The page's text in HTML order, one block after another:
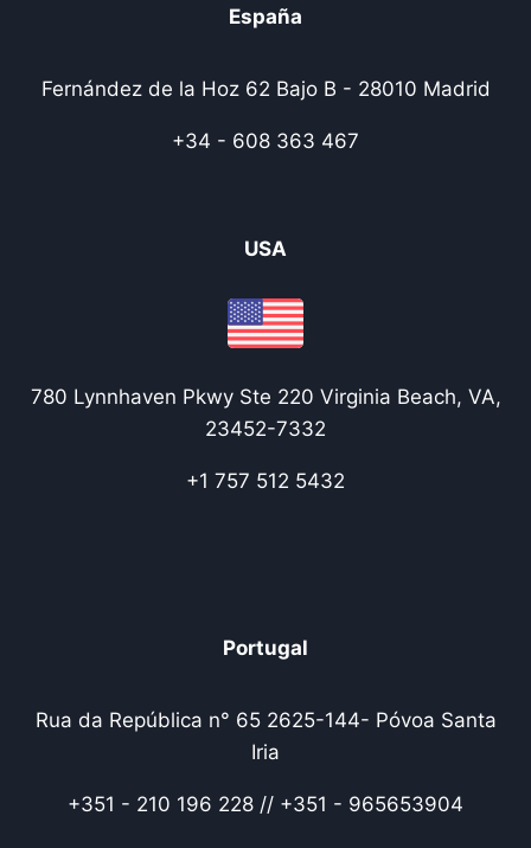
España
Fernández de la Hoz 62 Bajo B - 28010 Madrid
+34 - 608 363 467
USA
780 Lynnhaven Pkwy Ste 220 Virginia Beach, VA,
23452-7332
+1 757 512 5432
Portugal
Rua da República n° 65 2625-144- Póvoa Santa
Iria
+351 - 210 196 228 // +351 - 965653904